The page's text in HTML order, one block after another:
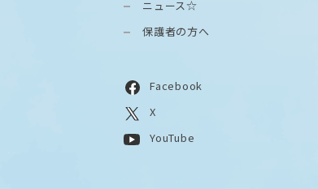
ニュース☆
保護者の方へ
Facebook
X
YouTube